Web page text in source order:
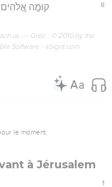
8 קוּמָ֣ה
--- Grec : © 2010 by the
Software - sblgnt.com
le moment.
à Jérusalem
1